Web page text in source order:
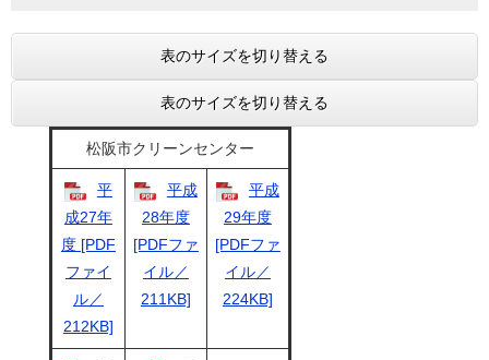
表のサイズを切り替える
表のサイズを切り替える
松阪市クリーンセンター
平
成27年
度 [PDF
ファイ
ル／
212KB]
平成
28年度
[PDFファ
イル／
211KB]
平成
29年度
[PDFファ
イル／
224KB]